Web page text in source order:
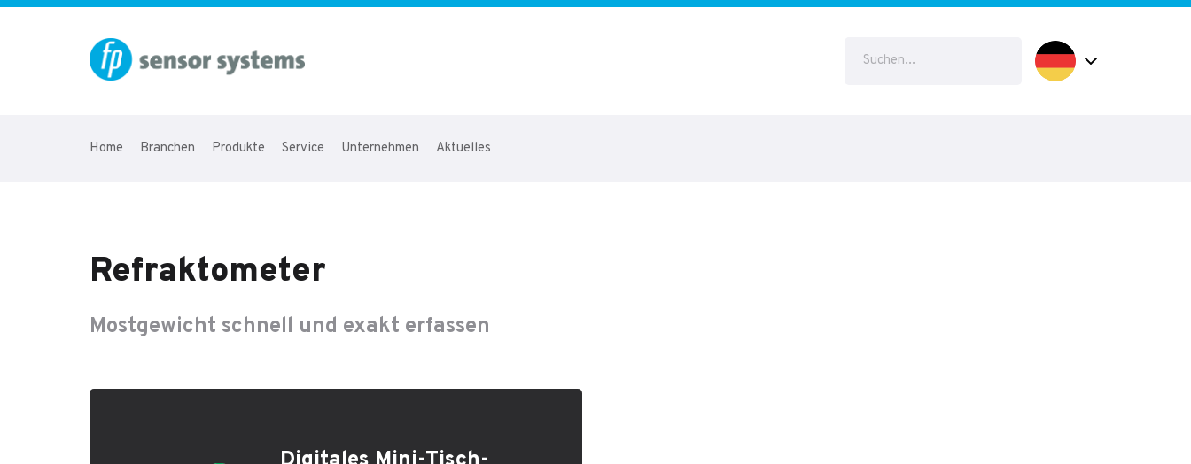
Home Branchen Produkte Service Unternehmen Aktuelles
Refraktometer
Mostgewicht schnell und exakt erfassen